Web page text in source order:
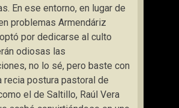
En ese entorno, en lugar de
problemas Armendáriz
por dedicarse al culto
odiosas las
no lo sé, pero baste con
recia postura pastoral de
el de Saltillo, Raúl Vera